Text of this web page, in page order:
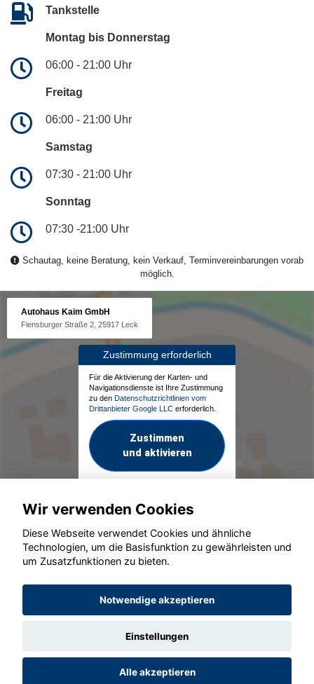
Tankstelle
Montag bis Donnerstag
06:00 - 21:00 Uhr
Freitag
06:00 - 21:00 Uhr
Samstag
07:30 - 21:00 Uhr
Sonntag
07:30 -21:00 Uhr
Schautag, keine Beratung, kein Verkauf, Terminvereinbarungen vorab
möglich.
Autohaus Kaim GmbH
Flensburger Straße 2, 25917 Leck
Zustimmung erforderlich
Für die Aktivierung der Karten- und
Navigationsdienste ist Ihre Zustimmung
zu den Datenschutzrichtlinien vom
Drittanbieter Google LLC erforderlich.
Zustimmen
und aktivieren
© konjunkturmotor.de GmbH 2020 - 2026
Wir verwenden Cookies
Diese Webseite verwendet Cookies und ähnliche
Technologien, um die Basisfunktion zu gewährleisten und
um Zusatzfunktionen zu bieten.
Notwendige akzeptieren
Einstellungen
Alle akzeptieren